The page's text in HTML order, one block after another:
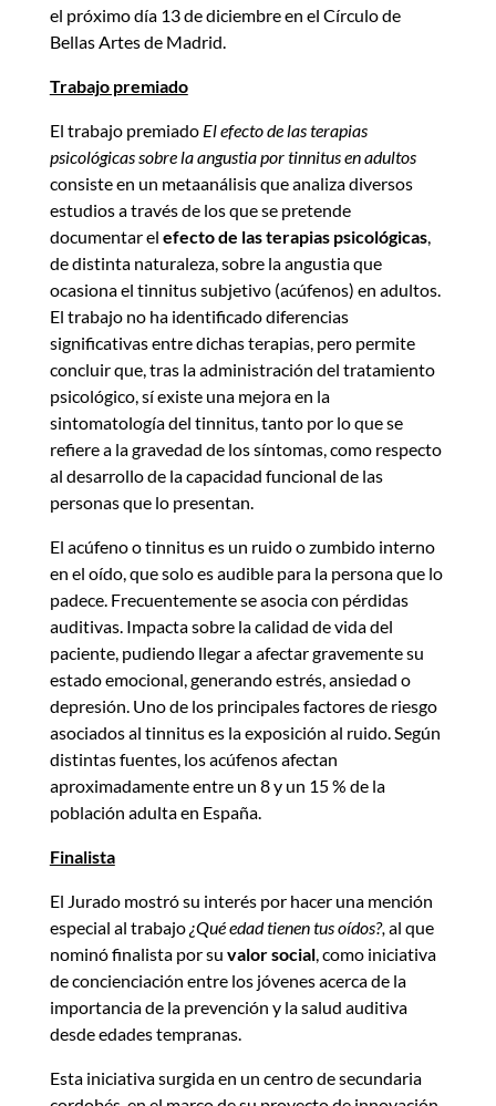
el próximo día 13 de diciembre en el Círculo de
Bellas Artes de Madrid.
Trabajo premiado
El trabajo premiado El efecto de las terapias
psicológicas sobre la angustia por tinnitus en adultos
consiste en un metaanálisis que analiza diversos
estudios a través de los que se pretende
documentar el efecto de las terapias psicológicas,
de distinta naturaleza, sobre la angustia que
ocasiona el tinnitus subjetivo (acúfenos) en adultos.
El trabajo no ha identificado diferencias
significativas entre dichas terapias, pero permite
concluir que, tras la administración del tratamiento
psicológico, sí existe una mejora en la
sintomatología del tinnitus, tanto por lo que se
refiere a la gravedad de los síntomas, como respecto
al desarrollo de la capacidad funcional de las
personas que lo presentan.
El acúfeno o tinnitus es un ruido o zumbido interno
en el oído, que solo es audible para la persona que lo
padece. Frecuentemente se asocia con pérdidas
auditivas. Impacta sobre la calidad de vida del
paciente, pudiendo llegar a afectar gravemente su
estado emocional, generando estrés, ansiedad o
depresión. Uno de los principales factores de riesgo
asociados al tinnitus es la exposición al ruido. Según
distintas fuentes, los acúfenos afectan
aproximadamente entre un 8 y un 15 % de la
población adulta en España.
Finalista
El Jurado mostró su interés por hacer una mención
especial al trabajo ¿Qué edad tienen tus oídos?, al que
nominó finalista por su valor social, como iniciativa
de concienciación entre los jóvenes acerca de la
importancia de la prevención y la salud auditiva
desde edades tempranas.
Esta iniciativa surgida en un centro de secundaria